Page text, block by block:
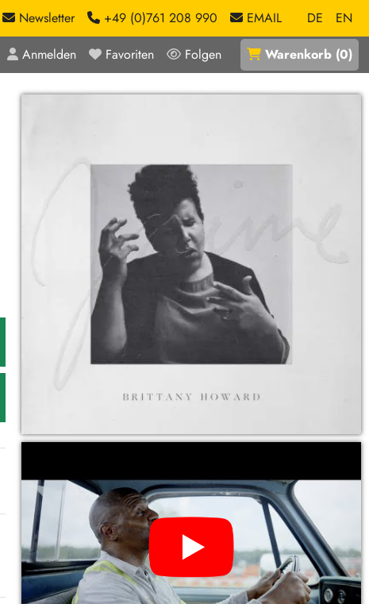
Newsletter +49 (0)761 208 990 EMAIL DE
EN
Anmelden Favoriten Folgen Warenkorb (0)